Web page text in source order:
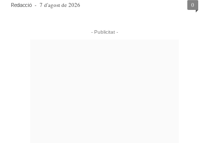
Redacció - 7 d'agost de 2026 0
- Publicitat -